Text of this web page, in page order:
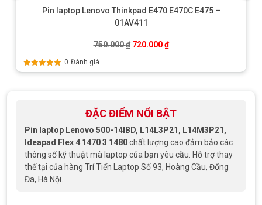
Pin laptop Lenovo Thinkpad E470 E470C E475 –
01AV411
750.000₫ Giá gốc là: 750.000 ₫.
720.000₫Giá hiện tại là: 720.000
Được xếp
0 Đánh giá
ĐẶC ĐIỂM NỔI BẬT
Pin laptop Lenovo 500-14IBD, L14L3P21, L14M3P21,
Ideapad Flex 4 1470 3 1480chất lượng cao đảm bảo các
thông số kỹ thuật mà laptop của bạn yêu cầu. Hỗ trợ thay
thế tại của hàng Trí Tiến Laptop Số 93, Hoàng Cầu, Đống
Đa, Hà Nội.